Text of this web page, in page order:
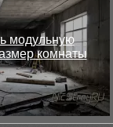
модульную
комнаты